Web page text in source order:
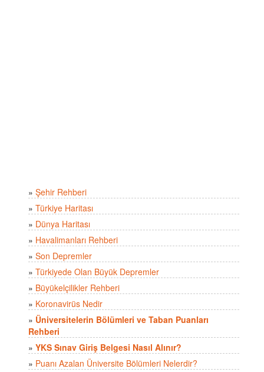
» Şehir Rehberi
» Türkiye Haritası
» Dünya Haritası
» Havalimanları Rehberi
» Son Depremler
» Türkiyede Olan Büyük Depremler
» Büyükelçilikler Rehberi
» Koronavirüs Nedir
» Üniversitelerin Bölümleri ve Taban Puanları
Rehberi
» YKS Sınav Giriş Belgesi Nasıl Alınır?
» Puanı Azalan Üniversite Bölümleri Nelerdir?